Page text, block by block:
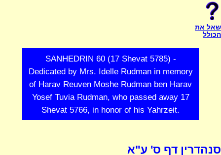
שאל את
הכולל
SANHEDRIN 60 (17 Shevat 5785) -
Dedicated by Mrs. Idelle Rudman in memory
of Harav Reuven Moshe Rudman ben Harav
Yosef Tuvia Rudman, who passed away 17
Shevat 5766, in honor of his Yahrzeit.
סנהדרין דף ס' ע"א